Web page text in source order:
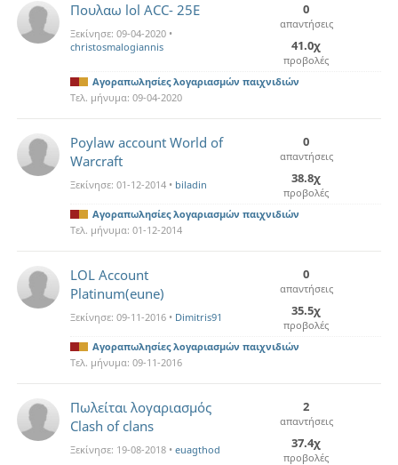
Πουλαω lol ACC- 25E
Ξεκίνησε: 09-04-2020 •
christosmalogiannis
0
απαντήσεις
41.0χ
προβολές
Αγοραπωλησίες λογαριασμών παιχνιδιών
Τελ. μήνυμα: 09-04-2020
Poylaw account World of
Warcraft
Ξεκίνησε: 01-12-2014 • biladin
0
απαντήσεις
38.8χ
προβολές
Αγοραπωλησίες λογαριασμών παιχνιδιών
Τελ. μήνυμα: 01-12-2014
LOL Account
Platinum(eune)
Ξεκίνησε: 09-11-2016 • Dimitris91
0
απαντήσεις
35.5χ
προβολές
Αγοραπωλησίες λογαριασμών παιχνιδιών
Τελ. μήνυμα: 09-11-2016
Πωλείται λογαριασμός
Clash of clans
Ξεκίνησε: 19-08-2018 • euagthod
2
απαντήσεις
37.4χ
προβολές